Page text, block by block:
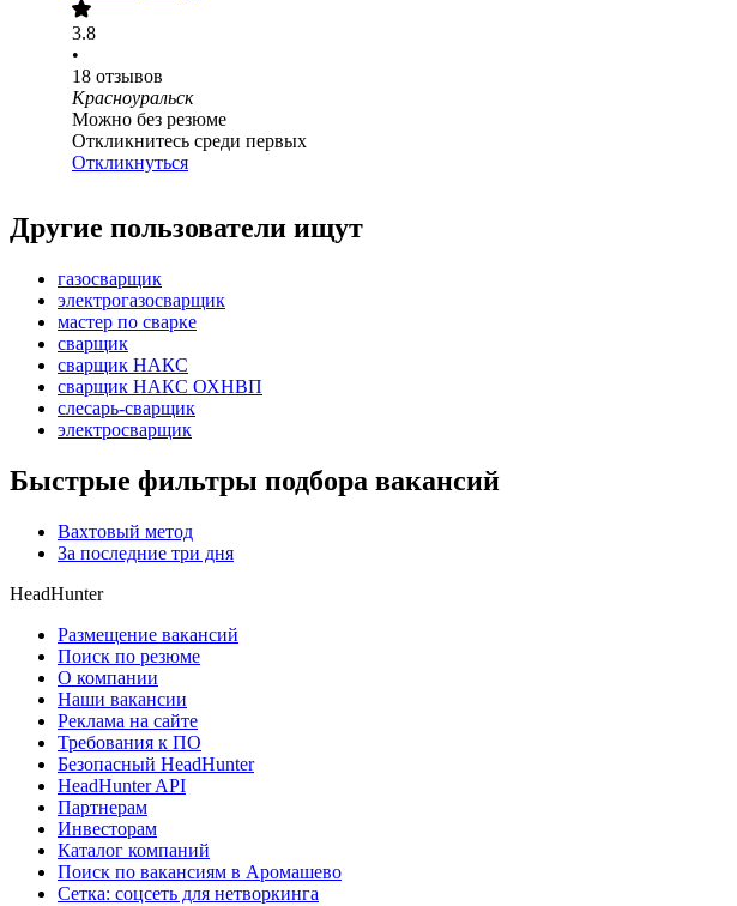
3.8
•
18 отзывов
Красноуральск
Можно без резюме
Откликнитесь среди первых
Откликнуться
Другие пользователи ищут
газосварщик
электрогазосварщик
мастер по сварке
сварщик
сварщик НАКС
сварщик НАКС ОХНВП
слесарь-сварщик
электросварщик
Быстрые фильтры подбора вакансий
Вахтовый метод
За последние три дня
HeadHunter
Размещение вакансий
Поиск по резюме
О компании
Наши вакансии
Реклама на сайте
Требования к ПО
Безопасный HeadHunter
HeadHunter API
Партнерам
Инвесторам
Каталог компаний
Поиск по вакансиям в Аромашево
Сетка: соцсеть для нетворкинга